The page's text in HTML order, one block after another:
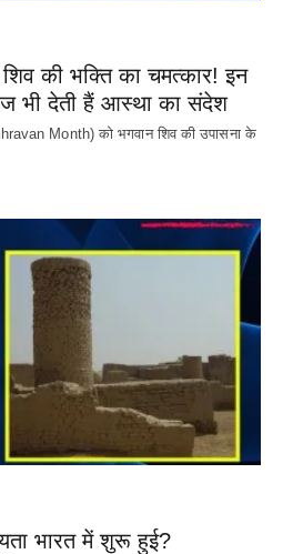
की भक्ति का चमत्कार! इन
भी देती हैं आस्था का संदेश
Month) को भगवान शिव की उपासना के
भारत में शुरू हुई?